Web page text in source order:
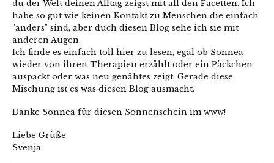
du der Welt deinen Alltag zeigst mit all den Facetten. Ich
habe so gut wie keinen Kontakt zu Menschen die einfach
"anders" sind, aber duch diesen Blog sehe ich sie mit
anderen Augen.
Ich finde es einfach toll hier zu lesen, egal ob Sonnea
wieder von ihren Therapien erzählt oder ein Päckchen
auspackt oder was neu genähtes zeigt. Gerade diese
Mischung ist es was diesen Blog ausmacht.
Danke Sonnea für diesen Sonnenschein im www!
Liebe Grüße
Svenja